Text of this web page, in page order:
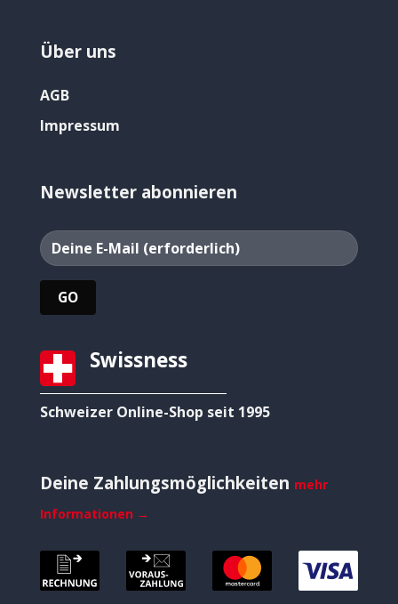
Über uns
AGB
Impressum
Newsletter abonnieren
Swissness
Schweizer Online-Shop seit 1995
Deine Zahlungsmöglichkeiten mehr
Informationen →